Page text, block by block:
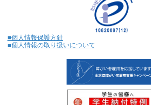
■個人情報保護方針
■個人情報の取り扱いについて